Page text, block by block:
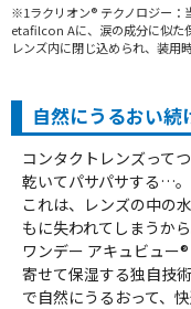
※1ラクリオン® テクノロジー：
etafilcon Aに、涙の成分に似た
レンズ内に閉じ込められ、装用
自然にうるおい続
コンタクトレンズって
乾いてパサパサする…
これは、レンズの中の
もに失われてしまうから
ワンデー アキュビュー
寄せて保湿する独自技
で自然にうるおって、